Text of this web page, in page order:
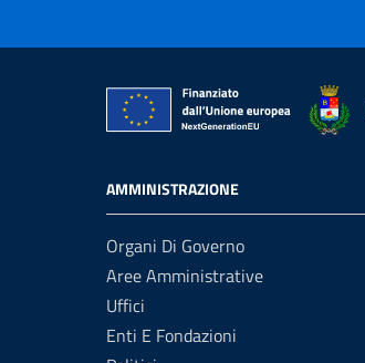
AMMINISTRAZIONE
Organi Di Governo
Aree Amministrative
Uffici
Enti E Fondazioni